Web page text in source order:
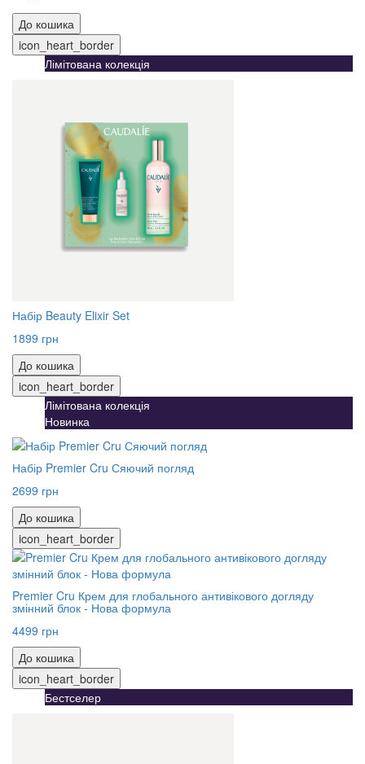
До кошика
icon_heart_border
Лімітована колекція
Набір Beauty Elixir Set
1899 грн
До кошика
icon_heart_border
Лімітована колекція
Новинка
Набір Premier Cru Сяючий погляд
2699 грн
До кошика
icon_heart_border
Premier Cru Крем для глобального антивікового догляду
змінний блок - Нова формула
4499 грн
До кошика
icon_heart_border
Бестселер